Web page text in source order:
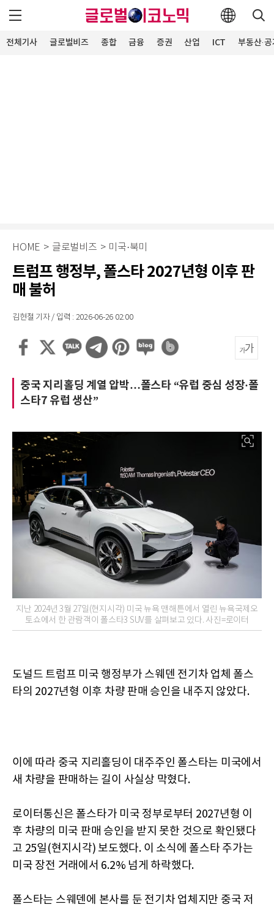
전체기사 글로벌비즈 종합 금융 증권 산업 ICT 부동산·
HOME > 글로벌비즈 > 미국·북미
트럼프 행정부, 폴스타 2027년형 이후 판
매 불허
김현철 기자 / 입력 : 2026-06-26 02:00
중국 지리홀딩 계열 압박…폴스타 “유럽 중심 성장·폴
스타7 유럽 생산”
지난 2024년 3월 27일(현지시각) 미국 뉴욕 맨해튼에서 열린 뉴욕국제오
토쇼에서 한 관람객이 폴스타3 SUV를 살펴보고 있다. 사진=로이터
도널드 트럼프 미국 행정부가 스웨덴 전기차 업체 폴스
타의 2027년형 이후 차량 판매 승인을 내주지 않았다.
이에 따라 중국 지리홀딩이 대주주인 폴스타는 미국에서
새 차량을 판매하는 길이 사실상 막혔다.
로이터통신은 폴스타가 미국 정부로부터 2027년형 이
후 차량의 미국 판매 승인을 받지 못한 것으로 확인됐다
고 25일(현지시각) 보도했다. 이 소식에 폴스타 주가는
미국 장전 거래에서 6.2% 넘게 하락했다.
폴스타는 스웨덴에 본사를 둔 전기차 업체지만 중국 저